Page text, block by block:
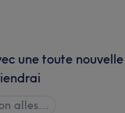
une toute
alles…